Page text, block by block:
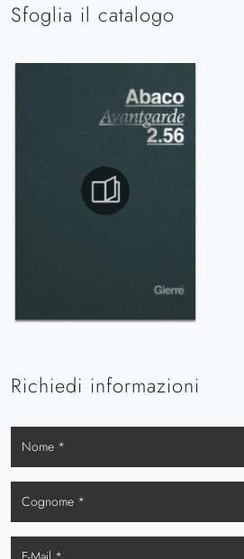
Sfoglia il catalogo
Richiedi informazioni